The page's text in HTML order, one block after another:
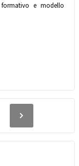
e modello